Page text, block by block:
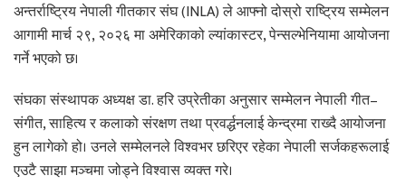
अन्तर्राष्ट्रिय नेपाली गीतकार संघ (INLA) ले आफ्नो दोस्रो राष्ट्रिय सम्मेलन
आगामी मार्च २९, २०२६ मा अमेरिकाको ल्यांकास्टर, पेन्सल्भेनियामा आयोजना
गर्ने भएको छ।
संघका संस्थापक अध्यक्ष डा. हरि उप्रेतीका अनुसार सम्मेलन नेपाली गीत–
संगीत, साहित्य र कलाको संरक्षण तथा प्रवर्द्धनलाई केन्द्रमा राख्दै आयोजना
हुन लागेको हो। उनले सम्मेलनले विश्वभर छरिएर रहेका नेपाली सर्जकहरूलाई
एउटै साझा मञ्चमा जोड्ने विश्वास व्यक्त गरे।